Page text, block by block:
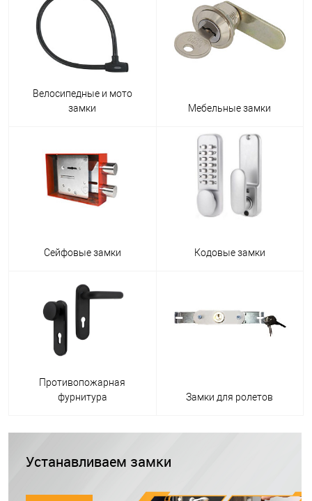
Велосипедные и мото
замки
Мебельные замки
Сейфовые замки Кодовые замки
Противопожарная
фурнитура
Замки для ролетов
Устанавливаем замки